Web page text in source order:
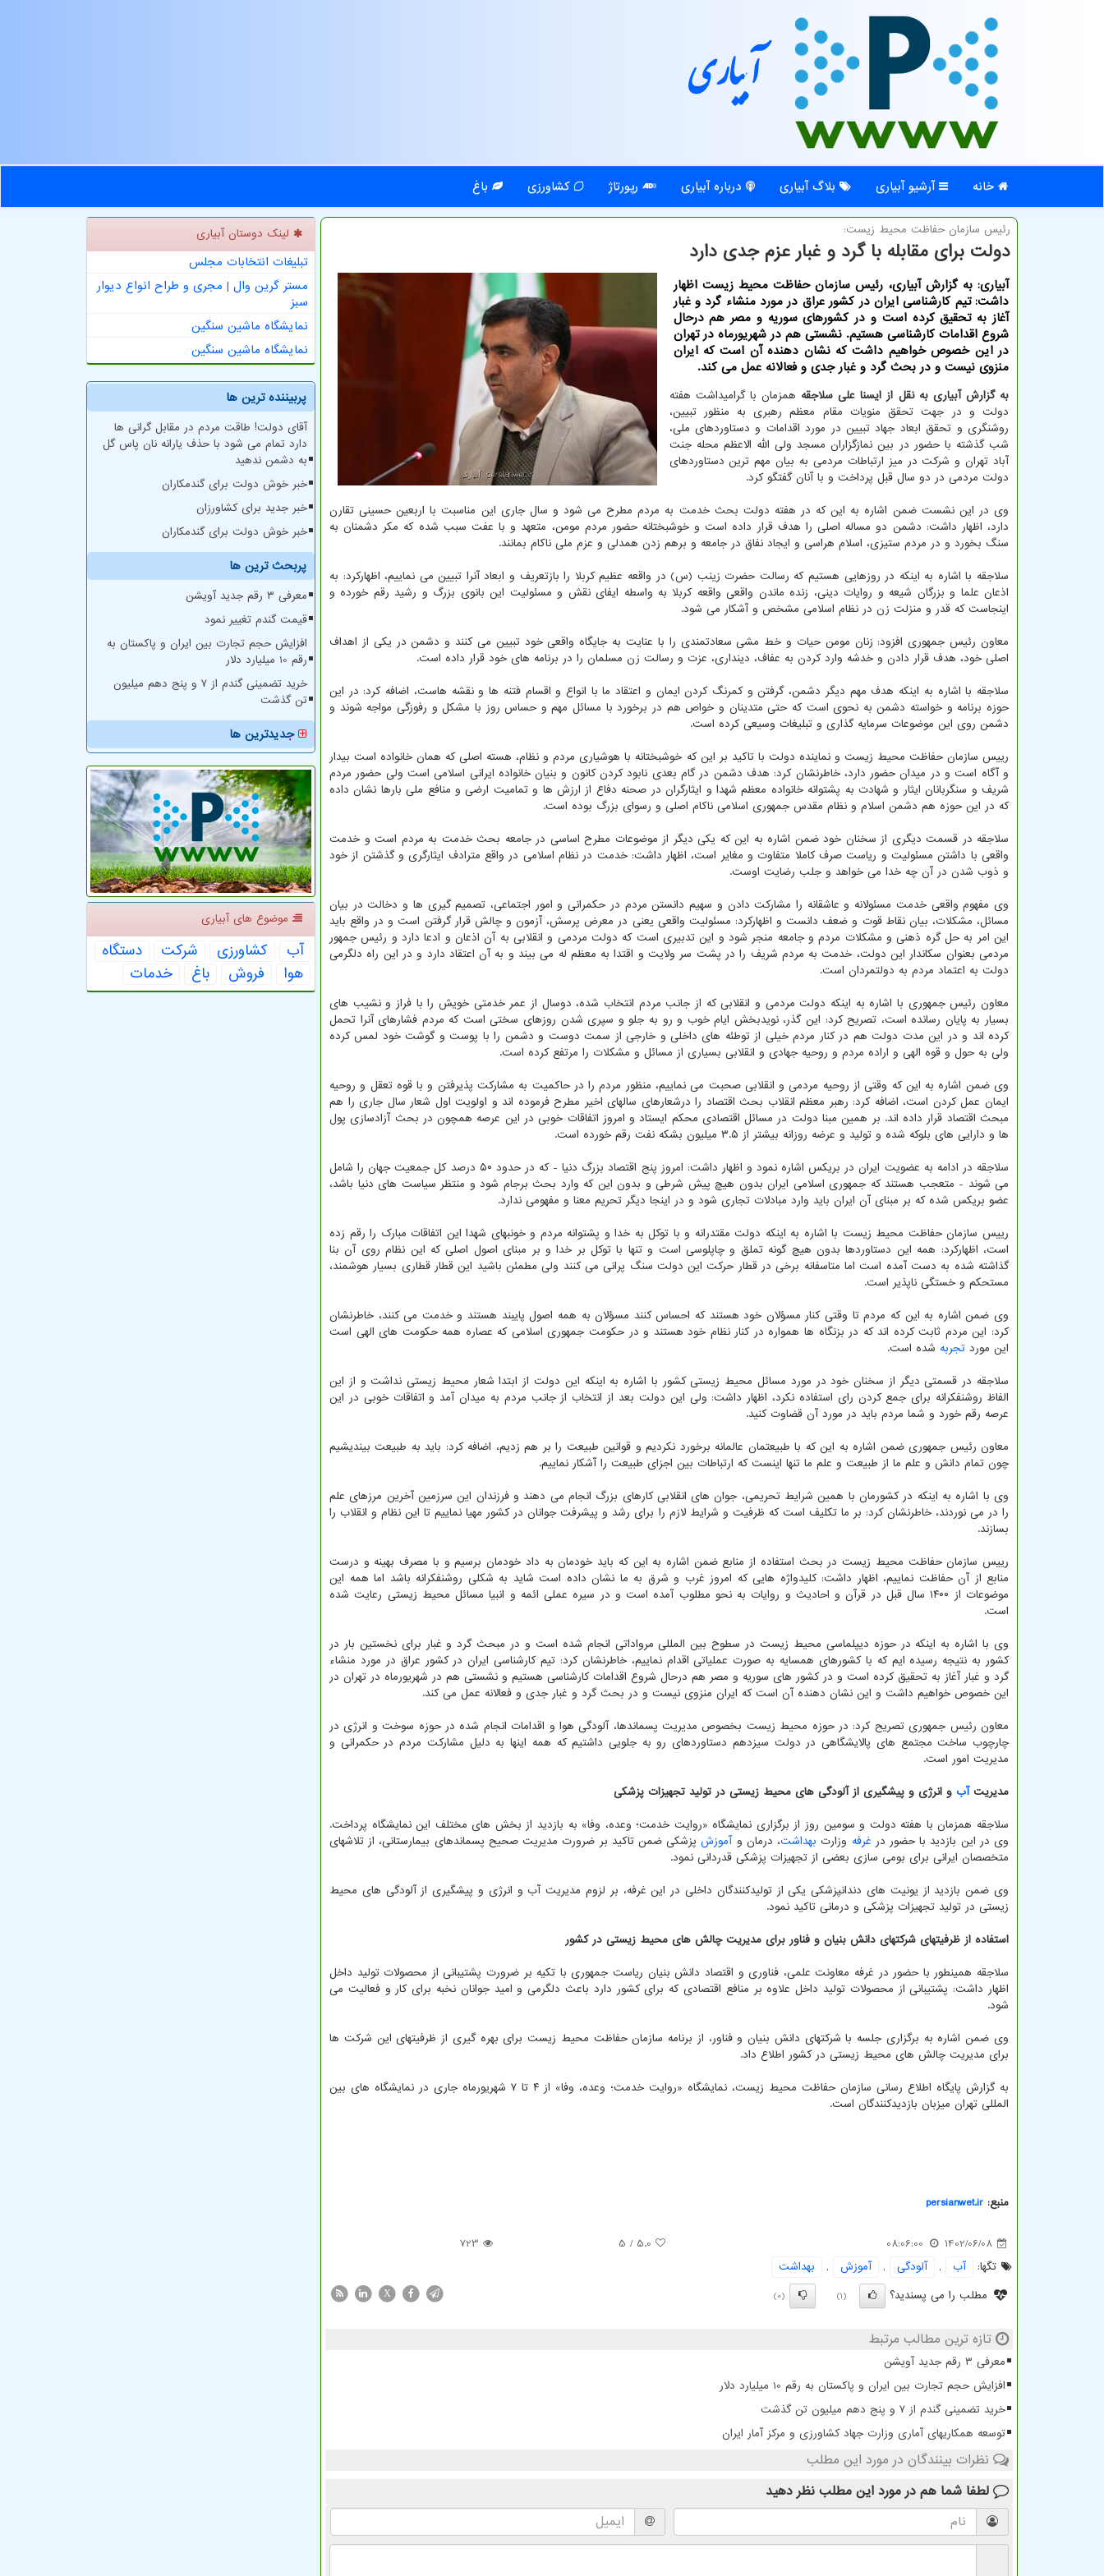
آبیاری
خانه آرشیو آبیاری بلاگ آبیاری درباره آبیاری رپورتاژ کشاورزی باغ
رئیس سازمان حفاظت محیط زیست:
دولت برای مقابله با گرد و غبار عزم جدی دارد
آبیاری: به گزارش آبیاری، رئیس سازمان حفاظت محیط زیست اظهار
داشت: تیم کارشناسی ایران در کشور عراق در مورد منشاء گرد و غبار
آغاز به تحقیق کرده است و در کشورهای سوریه و مصر هم درحال
شروع اقدامات کارشناسی هستیم. نشستی هم در شهریورماه در تهران
در این خصوص خواهیم داشت که نشان دهنده آن است که ایران
منزوی نیست و در بحث گرد و غبار جدی و فعالانه عمل می کند.
به گزارش آبیاری به نقل از ایسنا علی سلاجقه همزمان با گرامیداشت هفته
دولت و در جهت تحقق منویات مقام معظم رهبری به منظور تبیین،
روشنگری و تحقق ابعاد جهاد تبیین در مورد اقدامات و دستاوردهای ملی،
شب گذشته با حضور در بین نمازگزاران مسجد ولی الله الاعظم محله جنت
آباد تهران و شرکت در میز ارتباطات مردمی به بیان مهم ترین دستاوردهای
دولت مردمی در دو سال قبل پرداخت و با آنان گفتگو کرد.
وی در این نشست ضمن اشاره به این که در هفته دولت بحث خدمت به مردم مطرح می شود و سال جاری این مناسبت با اربعین حسینی تقارن
دارد، اظهار داشت: دشمن دو مساله اصلی را هدف قرار داده است و خوشبختانه حضور مردم مومن، متعهد و با عفت سبب شده که مکر دشمنان به
سنگ بخورد و در مردم ستیزی، اسلام هراسی و ایجاد نفاق در جامعه و برهم زدن همدلی و عزم ملی ناکام بمانند.
سلاجقه با اشاره به اینکه در روزهایی هستیم که رسالت حضرت زینب (س) در واقعه عظیم کربلا را بازتعریف و ابعاد آنرا تبیین می نماییم، اظهارکرد: به
اذعان علما و بزرگان شیعه و روایات دینی، زنده ماندن واقعی واقعه کربلا به واسطه ایفای نقش و مسئولیت این بانوی بزرگ و رشید رقم خورده و
اینجاست که قدر و منزلت زن در نظام اسلامی مشخص و آشکار می شود.
معاون رئیس جمهوری افزود: زنان مومن حیات و خط مشی سعادتمندی را با عنایت به جایگاه واقعی خود تبیین می کنند و دشمن در یکی از اهداف
اصلی خود، هدف قرار دادن و خدشه وارد کردن به عفاف، دینداری، عزت و رسالت زن مسلمان را در برنامه های خود قرار داده است.
سلاجقه با اشاره به اینکه هدف مهم دیگر دشمن، گرفتن و کمرنگ کردن ایمان و اعتقاد ما با انواع و اقسام فتنه ها و نقشه هاست، اضافه کرد: در این
حوزه برنامه و خواسته دشمن به نحوی است که حتی متدینان و خواص هم در برخورد با مسائل مهم و حساس روز با مشکل و رفوزگی مواجه شوند و
دشمن روی این موضوعات سرمایه گذاری و تبلیغات وسیعی کرده است.
رییس سازمان حفاظت محیط زیست و نماینده دولت با تاکید بر این که خوشبختانه با هوشیاری مردم و نظام، هسته اصلی که همان خانواده است بیدار
و آگاه است و در میدان حضور دارد، خاطرنشان کرد: هدف دشمن در گام بعدی نابود کردن کانون و بنیان خانواده ایرانی اسلامی است ولی حضور مردم
شریف و سنگربانان ایثار و شهادت به پشتوانه خانواده معظم شهدا و ایثارگران در صحنه دفاع از ارزش ها و تمامیت ارضی و منافع ملی بارها نشان داده
که در این حوزه هم دشمن اسلام و نظام مقدس جمهوری اسلامی ناکام اصلی و رسوای بزرگ بوده است.
سلاجقه در قسمت دیگری از سخنان خود ضمن اشاره به این که یکی دیگر از موضوعات مطرح اساسی در جامعه بحث خدمت به مردم است و خدمت
واقعی با داشتن مسئولیت و ریاست صرف کاملا متفاوت و مغایر است، اظهار داشت: خدمت در نظام اسلامی در واقع مترادف ایثارگری و گذشتن از خود
و ذوب شدن در آن چه خدا می خواهد و جلب رضایت اوست.
وی مفهوم واقعی خدمت مسئولانه و عاشقانه را مشارکت دادن و سهیم دانستن مردم در حکمرانی و امور اجتماعی، تصمیم گیری ها و دخالت در بیان
مسائل، مشکلات، بیان نقاط قوت و ضعف دانست و اظهارکرد: مسئولیت واقعی یعنی در معرض پرسش، آزمون و چالش قرار گرفتن است و در واقع باید
این امر به حل گره ذهنی و مشکلات مردم و جامعه منجر شود و این تدبیری است که دولت مردمی و انقلابی به آن اذعان و ادعا دارد و رئیس جمهور
مردمی بعنوان سکاندار این دولت، خدمت به مردم شریف را در پشت سر ولایت و اقتدا به معظم له می بیند و به آن اعتقاد دارد و در این راه دلگرمی
دولت به اعتماد مردم به دولتمردان است.
معاون رئیس جمهوری با اشاره به اینکه دولت مردمی و انقلابی که از جانب مردم انتخاب شده، دوسال از عمر خدمتی خویش را با فراز و نشیب های
بسیار به پایان رسانده است، تصریح کرد: این گذر، نویدبخش ایام خوب و رو به جلو و سپری شدن روزهای سختی است که مردم فشارهای آنرا تحمل
کرده اند و در این مدت دولت هم در کنار مردم خیلی از توطئه های داخلی و خارجی از سمت دوست و دشمن را با پوست و گوشت خود لمس کرده
ولی به حول و قوه الهی و اراده مردم و روحیه جهادی و انقلابی بسیاری از مسائل و مشکلات را مرتفع کرده است.
وی ضمن اشاره به این که وقتی از روحیه مردمی و انقلابی صحبت می نماییم، منظور مردم را در حاکمیت به مشارکت پذیرفتن و با قوه تعقل و روحیه
ایمان عمل کردن است، اضافه کرد: رهبر معظم انقلاب بحث اقتصاد را درشعارهای سالهای اخیر مطرح فرموده اند و اولویت اول شعار سال جاری را هم
مبحث اقتصاد قرار داده اند. بر همین مبنا دولت در مسائل اقتصادی محکم ایستاد و امروز اتفاقات خوبی در این عرصه همچون در بحث آزادسازی پول
ها و دارایی های بلوکه شده و تولید و عرضه روزانه بیشتر از ۳.۵ میلیون بشکه نفت رقم خورده است.
سلاجقه در ادامه به عضویت ایران در بریکس اشاره نمود و اظهار داشت: امروز پنج اقتصاد بزرگ دنیا - که در حدود ۵۰ درصد کل جمعیت جهان را شامل
می شوند - متعجب هستند که جمهوری اسلامی ایران بدون هیچ پیش شرطی و بدون این که وارد بحث برجام شود و منتظر سیاست های دنیا باشد،
عضو بریکس شده که بر مبنای آن ایران باید وارد مبادلات تجاری شود و در اینجا دیگر تحریم معنا و مفهومی ندارد.
رییس سازمان حفاظت محیط زیست با اشاره به اینکه دولت مقتدرانه و با توکل به خدا و پشتوانه مردم و خونبهای شهدا این اتفاقات مبارک را رقم زده
است، اظهارکرد: همه این دستاوردها بدون هیچ گونه تملق و چاپلوسی است و تنها با توکل بر خدا و بر مبنای اصول اصلی که این نظام روی آن بنا
گذاشته شده به دست آمده است اما متاسفانه برخی در قطار حرکت این دولت سنگ پرانی می کنند ولی مطمئن باشید این قطار قطاری بسیار هوشمند،
مستحکم و خستگی ناپذیر است.
وی ضمن اشاره به این که مردم تا وقتی کنار مسؤلان خود هستند که احساس کنند مسؤلان به همه اصول پایبند هستند و خدمت می کنند، خاطرنشان
کرد: این مردم ثابت کرده اند که در بزنگاه ها همواره در کنار نظام خود هستند و در حکومت جمهوری اسلامی که عصاره همه حکومت های الهی است
این مورد تجربه شده است.
سلاجقه در قسمتی دیگر از سخنان خود در مورد مسائل محیط زیستی کشور با اشاره به اینکه این دولت از ابتدا شعار محیط زیستی نداشت و از این
الفاظ روشنفکرانه برای جمع کردن رای استفاده نکرد، اظهار داشت: ولی این دولت بعد از انتخاب از جانب مردم به میدان آمد و اتفاقات خوبی در این
عرصه رقم خورد و شما مردم باید در مورد آن قضاوت کنید.
معاون رئیس جمهوری ضمن اشاره به این که با طبیعتمان عالمانه برخورد نکردیم و قوانین طبیعت را بر هم زدیم، اضافه کرد: باید به طبیعت بیندیشیم
چون تمام دانش و علم ما از طبیعت و علم ما تنها اینست که ارتباطات بین اجزای طبیعت را آشکار نماییم.
وی با اشاره به اینکه در کشورمان با همین شرایط تحریمی، جوان های انقلابی کارهای بزرگ انجام می دهند و فرزندان این سرزمین آخرین مرزهای علم
را در می نوردند، خاطرنشان کرد: بر ما تکلیف است که ظرفیت و شرایط لازم را برای رشد و پیشرفت جوانان در کشور مهیا نماییم تا این نظام و انقلاب را
بسازند.
رییس سازمان حفاظت محیط زیست در بحث استفاده از منابع ضمن اشاره به این که باید خودمان به داد خودمان برسیم و با مصرف بهینه و درست
منابع از آن حفاظت نماییم، اظهار داشت: کلیدواژه هایی که امروز غرب و شرق به ما نشان داده است شاید به شکلی روشنفکرانه باشد اما همه این
موضوعات از ۱۴۰۰ سال قبل در قرآن و احادیث و روایات به نحو مطلوب آمده است و در سیره عملی ائمه و انبیا مسائل محیط زیستی رعایت شده
است.
وی با اشاره به اینکه در حوزه دیپلماسی محیط زیست در سطوح بین المللی مرواداتی انجام شده است و در مبحث گرد و غبار برای نخستین بار در
کشور به نتیجه رسیده ایم که با کشورهای همسایه به صورت عملیاتی اقدام نماییم، خاطرنشان کرد: تیم کارشناسی ایران در کشور عراق در مورد منشاء
گرد و غبار آغاز به تحقیق کرده است و در کشور های سوریه و مصر هم درحال شروع اقدامات کارشناسی هستیم و نشستی هم در شهریورماه در تهران در
این خصوص خواهیم داشت و این نشان دهنده آن است که ایران منزوی نیست و در بحث گرد و غبار جدی و فعالانه عمل می کند.
معاون رئیس جمهوری تصریح کرد: در حوزه محیط زیست بخصوص مدیریت پسماندها، آلودگی هوا و اقدامات انجام شده در حوزه سوخت و انرژی در
چارچوب ساخت مجتمع های پالایشگاهی در دولت سیزدهم دستاوردهای رو به جلویی داشتیم که همه اینها به دلیل مشارکت مردم در حکمرانی و
مدیریت امور است.
مدیریتآب و انرژی و پیشگیری از آلودگی های محیط زیستی در تولید تجهیزات پزشکی
سلاجقه همزمان با هفته دولت و سومین روز از برگزاری نمایشگاه «روایت خدمت؛ وعده، وفا» به بازدید از بخش های مختلف این نمایشگاه پرداخت.
وی در این بازدید با حضور در غرفه وزارت بهداشت، درمان وآموزشپزشکی ضمن تاکید بر ضرورت مدیریت صحیح پسماندهای بیمارستانی، از تلاشهای
متخصصان ایرانی برای بومی سازی بعضی از تجهیزات پزشکی قدردانی نمود.
وی ضمن بازدید از یونیت های دندانپزشکی یکی از تولیدکنندگان داخلی در این غرفه، بر لزوم مدیریت آب و انرژی و پیشگیری از آلودگی های محیط
زیستی در تولید تجهیزات پزشکی و درمانی تاکید نمود.
استفاده از ظرفیتهای شرکتهای دانش بنیان و فناور برای مدیریت چالش های محیط زیستی در کشور
سلاجقه همینطور با حضور در غرفه معاونت علمی، فناوری و اقتصاد دانش بنیان ریاست جمهوری با تکیه بر ضرورت پشتیبانی از محصولات تولید داخل
اظهار داشت: پشتیبانی از محصولات تولید داخل علاوه بر منافع اقتصادی که برای کشور دارد باعث دلگرمی و امید جوانان نخبه برای کار و فعالیت می
شود.
وی ضمن اشاره به برگزاری جلسه با شرکتهای دانش بنیان و فناور، از برنامه سازمان حفاظت محیط زیست برای بهره گیری از ظرفیتهای این شرکت ها
برای مدیریت چالش های محیط زیستی در کشور اطلاع داد.
به گزارش پایگاه اطلاع رسانی سازمان حفاظت محیط زیست، نمایشگاه «روایت خدمت؛ وعده، وفا» از ۴ تا ۷ شهریورماه جاری در نمایشگاه های بین
المللی تهران میزبان بازدیدکنندگان است.
منبع: persianwet.ir
1402/06/08
08:06:00
5.0
/ 5
723
تگها:
آب , آلودگی , آموزش ,
بهداشت
مطلب را می پسندید؟
(1)
(0)
X
تازه ترین مطالب مرتبط
معرفی ۳ رقم جدید آویشن
افزایش حجم تجارت بین ایران و پاکستان به رقم 10 میلیارد دلار
خرید تضمینی گندم از ۷ و پنج دهم میلیون تن گذشت
توسعه همکاریهای آماری وزارت جهاد کشاورزی و مرکز آمار ایران
نظرات بینندگان در مورد این مطلب
لطفا شما هم در مورد این مطلب نظر دهید
لینک دوستان آبیاری
تبلیغات انتخابات مجلس
مستر گرین وال | مجری و طراح انواع دیوار
سبز
نمایشگاه ماشین سنگین
نمایشگاه ماشین سنگین
پربیننده ترین ها
آقای دولت! طاقت مردم در مقابل گرانی ها
دارد تمام می شود با حذف یارانه نان پاس گل
به دشمن ندهید
خبر خوش دولت برای گندمکاران
خبر جدید برای کشاورزان
خبر خوش دولت برای گندمکاران
پربحث ترین ها
معرفی ۳ رقم جدید آویشن
قیمت گندم تغییر نمود
افزایش حجم تجارت بین ایران و پاکستان به
رقم 10 میلیارد دلار
خرید تضمینی گندم از ۷ و پنج دهم میلیون
تن گذشت
جدیدترین ها
موضوع های آبیاری
آب كشاورزی شركت
دستگاه
هوا
فروش باغ خدمات